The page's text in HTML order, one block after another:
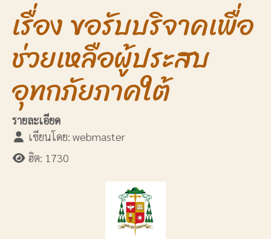
เรื่อง ขอรับบริจาคเพื่อ
ช่วยเหลือผู้ประสบ
อุทกภัยภาคใต้
รายละเอียด
เขียนโดย: webmaster
ฮิต: 1730